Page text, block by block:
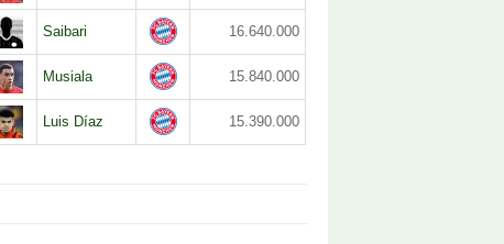
Saibari 16.640.000
Musiala 15.840.000
Luis Díaz 15.390.000